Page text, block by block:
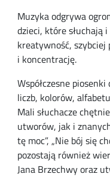
Muzyka odgrywa
dzieci, które słuchają
kreatywność,
i koncentrację.
Współczesne
liczb, kolorów,
Mali słuchacze
utworów, jak i
tę moc”, „Nie bój się
pozostają również
Jana Brzechwy oraz